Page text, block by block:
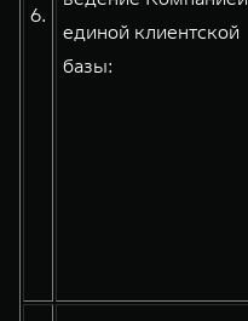
6.
единой клиентской
базы: